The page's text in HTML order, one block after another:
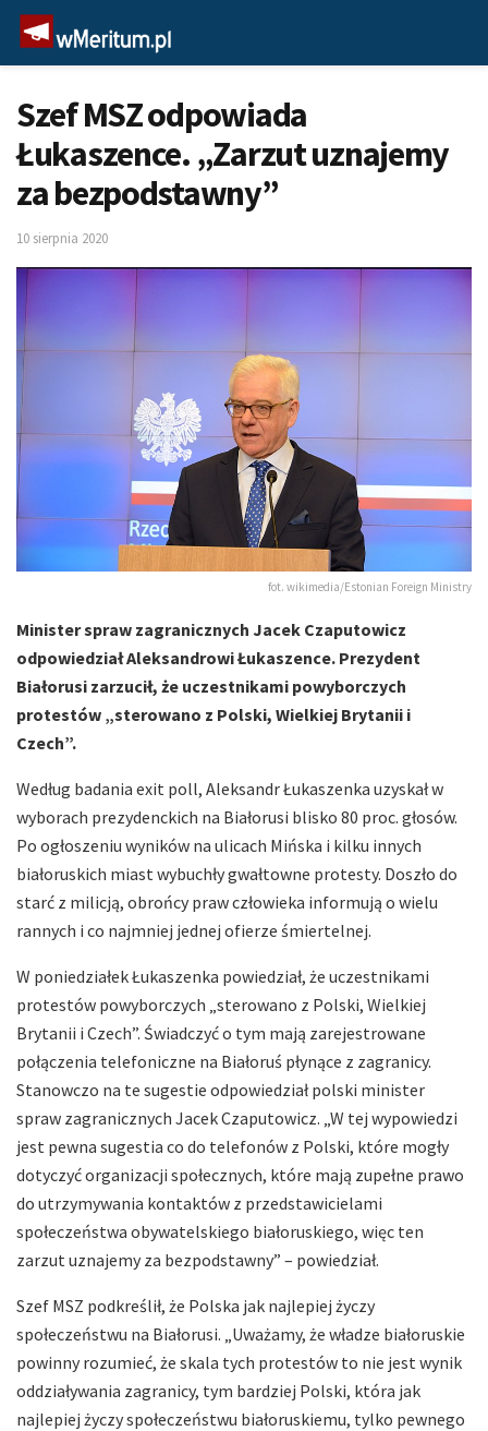
Szef MSZ odpowiada
Łukaszence. „Zarzut uznajemy
za bezpodstawny”
10 sierpnia 2020
fot. wikimedia/Estonian Foreign Ministry
Minister spraw zagranicznych Jacek Czaputowicz
odpowiedział Aleksandrowi Łukaszence. Prezydent
Białorusi zarzucił, że uczestnikami powyborczych
protestów „sterowano z Polski, Wielkiej Brytanii i
Czech”.
Według badania exit poll, Aleksandr Łukaszenka uzyskał w
wyborach prezydenckich na Białorusi blisko 80 proc. głosów.
Po ogłoszeniu wyników na ulicach Mińska i kilku innych
białoruskich miast wybuchły gwałtowne protesty. Doszło do
starć z milicją, obrońcy praw człowieka informują o wielu
rannych i co najmniej jednej ofierze śmiertelnej.
W poniedziałek Łukaszenka powiedział, że uczestnikami
protestów powyborczych „sterowano z Polski, Wielkiej
Brytanii i Czech”. Świadczyć o tym mają zarejestrowane
połączenia telefoniczne na Białoruś płynące z zagranicy.
Stanowczo na te sugestie odpowiedział polski minister
spraw zagranicznych Jacek Czaputowicz. „W tej wypowiedzi
jest pewna sugestia co do telefonów z Polski, które mogły
dotyczyć organizacji społecznych, które mają zupełne prawo
do utrzymywania kontaktów z przedstawicielami
społeczeństwa obywatelskiego białoruskiego, więc ten
zarzut uznajemy za bezpodstawny” – powiedział.
Szef MSZ podkreślił, że Polska jak najlepiej życzy
społeczeństwu na Białorusi. „Uważamy, że władze białoruskie
powinny rozumieć, że skala tych protestów to nie jest wynik
oddziaływania zagranicy, tym bardziej Polski, która jak
najlepiej życzy społeczeństwu białoruskiemu, tylko pewnego